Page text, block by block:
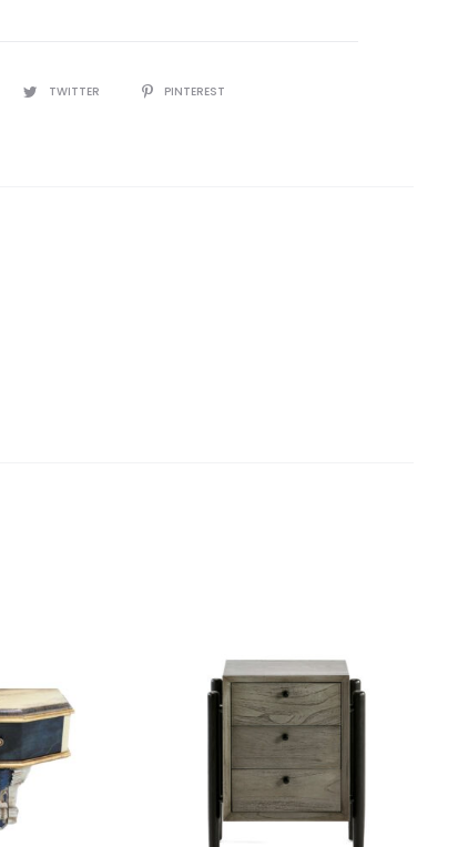
TWITTER PINTEREST